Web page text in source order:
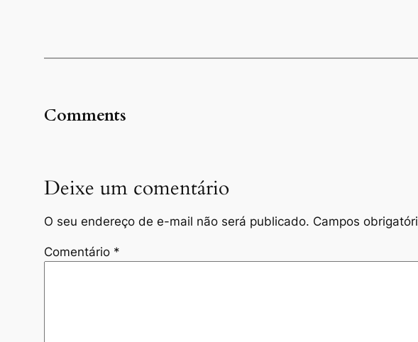
Comments
Deixe um comentário
O seu endereço de e-mail não será publicado. Campos
Comentário *